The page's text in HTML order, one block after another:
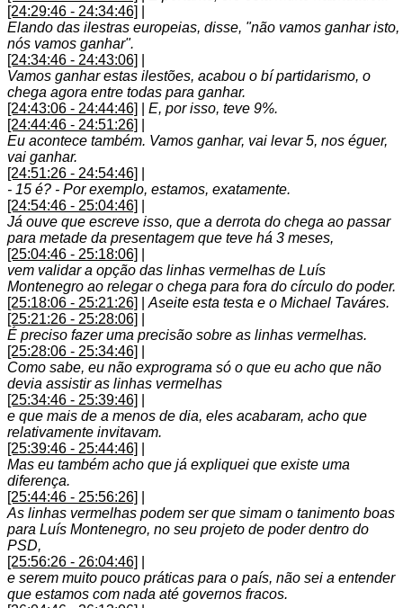
[24:29:46 - 24:34:46]
Elando das ilestras europeias, disse, "não vamos ganhar isto,
nós vamos ganhar".
[24:34:46 - 24:43:06]
Vamos ganhar estas ilestões, acabou o bí partidarismo, o
chega agora entre todas para ganhar.
[24:43:06 - 24:44:46]
E, por isso, teve 9%.
[24:44:46 - 24:51:26]
Eu acontece também. Vamos ganhar, vai levar 5, nos éguer,
vai ganhar.
[24:51:26 - 24:54:46]
- 15 é? - Por exemplo, estamos, exatamente.
[24:54:46 - 25:04:46]
Já ouve que escreve isso, que a derrota do chega ao passar
para metade da presentagem que teve há 3 meses,
[25:04:46 - 25:18:06]
vem validar a opção das linhas vermelhas de Luís
Montenegro ao relegar o chega para fora do círculo do poder.
[25:18:06 - 25:21:26]
Aseite esta testa e o Michael Taváres.
[25:21:26 - 25:28:06]
É preciso fazer uma precisão sobre as linhas vermelhas.
[25:28:06 - 25:34:46]
Como sabe, eu não exprograma só o que eu acho que não
devia assistir as linhas vermelhas
[25:34:46 - 25:39:46]
e que mais de a menos de dia, eles acabaram, acho que
relativamente invitavam.
[25:39:46 - 25:44:46]
Mas eu também acho que já expliquei que existe uma
diferença.
[25:44:46 - 25:56:26]
As linhas vermelhas podem ser que simam o tanimento boas
para Luís Montenegro, no seu projeto de poder dentro do
PSD,
[25:56:26 - 26:04:46]
e serem muito pouco práticas para o país, não sei a entender
que estamos com nada até governos fracos.